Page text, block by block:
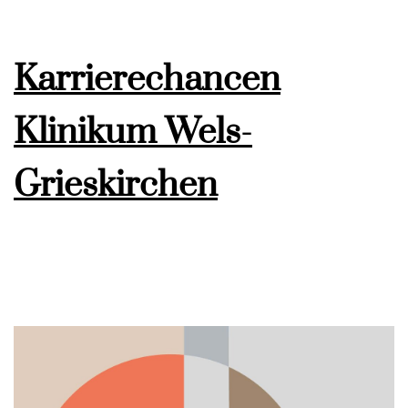
Karrierechancen
Klinikum Wels-
Grieskirchen